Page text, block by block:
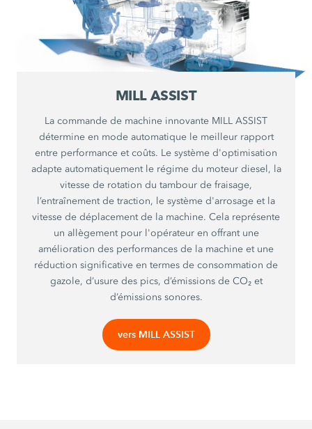
MILL ASSIST
La commande de machine innovante MILL ASSIST
détermine en mode automatique le meilleur rapport
entre performance et coûts. Le système d'optimisation
adapte automatiquement le régime du moteur diesel, la
vitesse de rotation du tambour de fraisage,
l’entraînement de traction, le système d'arrosage et la
vitesse de déplacement de la machine. Cela représente
un allègement pour l'opérateur en offrant une
amélioration des performances de la machine et une
réduction significative en termes de consommation de
gazole, d’usure des pics, d’émissions de CO₂ et
d’émissions sonores.
vers MILL ASSIST